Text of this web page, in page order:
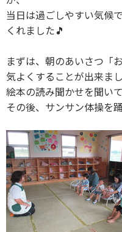
当日は過ごしやすい気候
くれました🎵
まずは、朝のあいさつ「
気よくすることが出来ま
絵本の読み聞かせを聞い
その後、サンサン体操を